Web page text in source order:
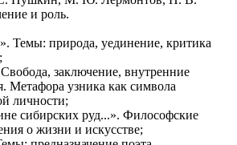
и роль.
Темы: природа, уединение, критика
заключение, внутренние
Метафора узника как символа
личности;
сибирских руд...». Философские
о жизни и искусстве;